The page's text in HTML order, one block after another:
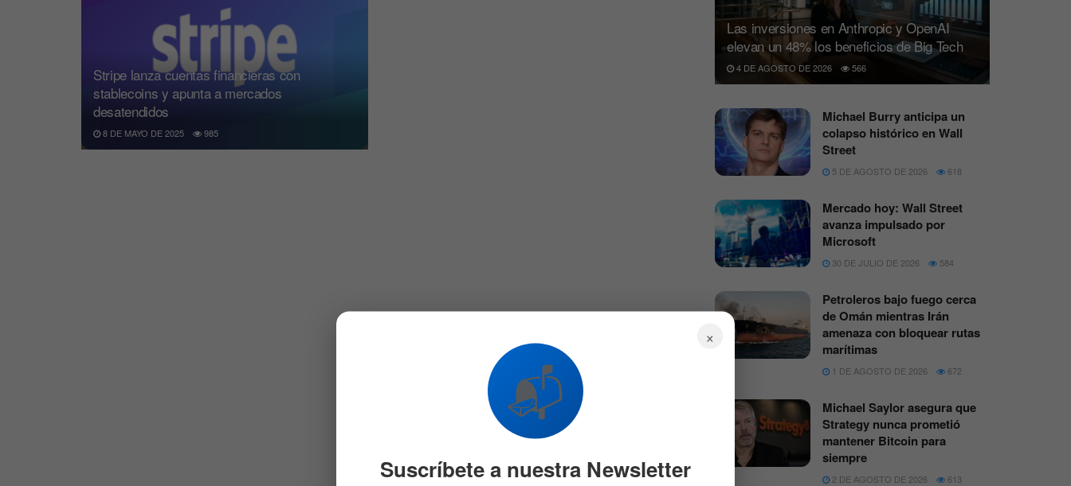
Stripe lanza cuentas financieras con
stablecoins y apunta a mercados
desatendidos
8 DE MAYO DE 2025 985
Las inversiones en Anthropic y OpenAI
elevan un 48% los beneficios de Big Tech
4 DE AGOSTO DE 2026 566
Michael Burry anticipa un
colapso histórico en Wall
Street
5 DE AGOSTO DE 2026 618
Mercado hoy: Wall Street
avanza impulsado por
Microsoft
30 DE JULIO DE 2026 584
Petroleros bajo fuego cerca
de Omán mientras Irán
amenaza con bloquear rutas
marítimas
1 DE AGOSTO DE 2026 672
Michael Saylor asegura que
Strategy nunca prometió
mantener Bitcoin para
siempre
2 DE AGOSTO DE 2026 613
×
📬
Suscríbete a nuestra Newsletter